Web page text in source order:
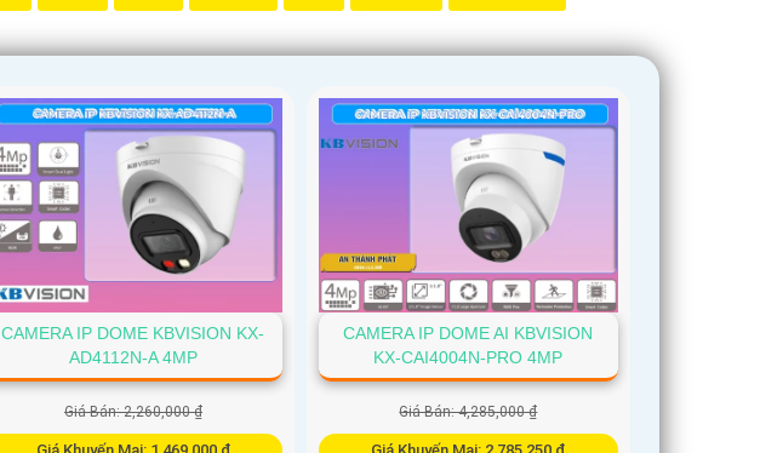
CAMERA IP DOME KBVISION KX-
AD4112N-A 4MP
Giá Bán: 2,260,000 ₫
CAMERA IP DOME AI KBVISION
KX-CAI4004N-PRO 4MP
Giá Bán: 4,285,000 ₫